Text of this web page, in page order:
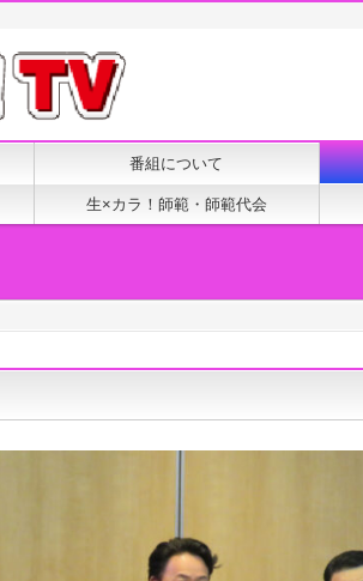
番組について
生×カラ！師範・師範代会